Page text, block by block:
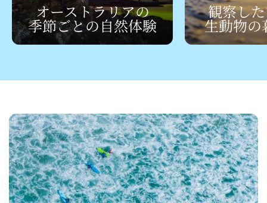
オーストラリアの​
季節ごとの​自然体験
観察し
生動物の